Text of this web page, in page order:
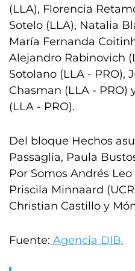
(LLA), Florencia
Sotelo (LLA), Natalia
María Fernanda
Alejandro Rabinovich
Sotolano (LLA - PRO),
Chasman (LLA -
(LLA - PRO).
Del bloque Hechos
Passaglia, Paula
Por Somos Andrés
Priscila Minnaard
Christian Castillo y
Fuente: Agencia DIB.